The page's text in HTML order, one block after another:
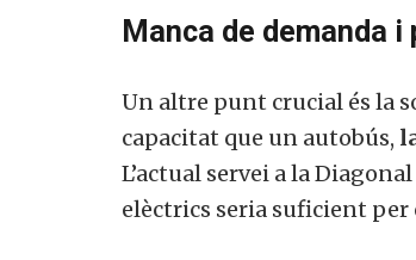
Manca de demanda
Un altre punt crucial és la
capacitat que un autobús,
L’actual servei a la
elèctrics seria suficient per